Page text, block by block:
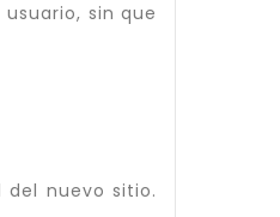
sin que
del nuevo sitio.